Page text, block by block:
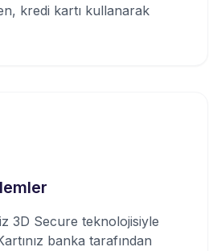
kredi kartı kullanarak
3D Secure teknolojisiyle
banka tarafından